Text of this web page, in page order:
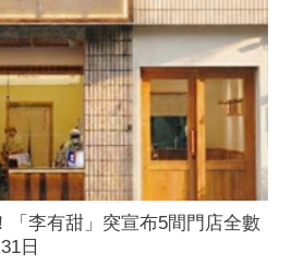
「李有甜」突宣布5間門店全數
日